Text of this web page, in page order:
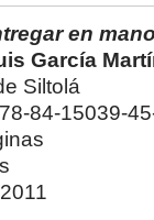
en
García
Siltolá
84-15039-